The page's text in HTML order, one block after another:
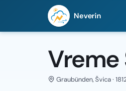
Neverin
Vreme
Graubünden, Švica ·